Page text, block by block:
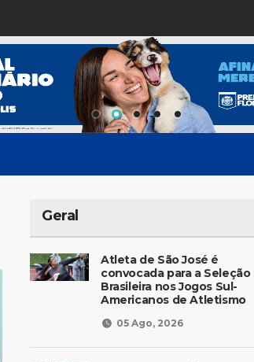
Geral
Atleta de São José é
convocada para a Seleção
Brasileira nos Jogos Sul-
Americanos de Atletismo
05 Ago, 2026